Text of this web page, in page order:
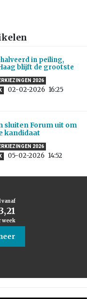
in peiling,
blijft de grootste
2026
02-02-2026 16:25
sluiten Forum uit om
kandidaat
2026
05-02-2026 14:52
vanaf
week